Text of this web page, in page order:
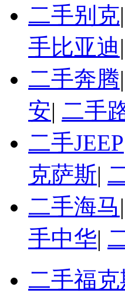
二手别克|
手比亚迪|
二手奔腾|
安| 二手
二手JEEP
克萨斯|
二手海马|
手中华|
二手福克